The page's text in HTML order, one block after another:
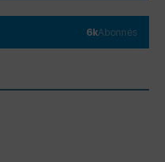
6kAbonnés